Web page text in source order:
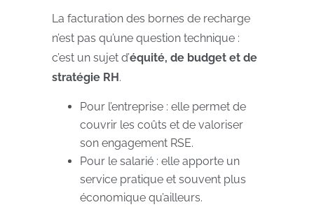
La facturation des bornes de recharge
n’est pas qu’une question technique :
c’est un sujet d’équité, de budget et de
stratégie RH.
Pour l’entreprise : elle permet de
couvrir les coûts et de valoriser
son engagement RSE.
Pour le salarié : elle apporte un
service pratique et souvent plus
économique qu’ailleurs.